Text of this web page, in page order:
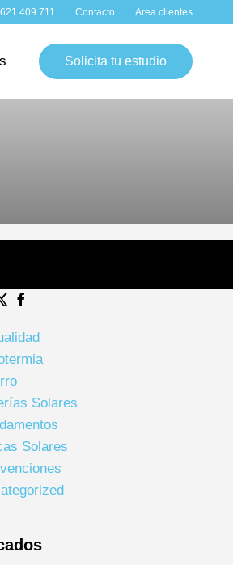
Teléfono:
621 409 711 Contacto:
Contacto Clientes:
Area clientes
Solicita tu estudio
Facebook
Solares
Solares